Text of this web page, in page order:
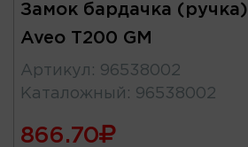
Замок бардачка (ручка)
Aveo T200 GM
Артикул : 96538002
Каталожный : 96538002
866.70